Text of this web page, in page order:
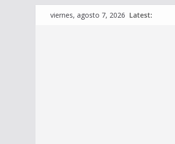
Skipviernes, agosto 7, 2026 Latest: